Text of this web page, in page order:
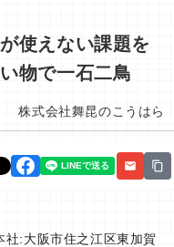
使えない課題を
物で一石二鳥
株式会社舞昆のこうはら
:大阪市住之江区東加賀